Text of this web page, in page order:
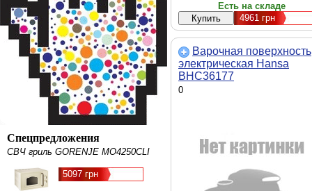
Спецпредложения
СВЧ гриль GORENJE MO4250CLI
5097 грн
Есть на складе
4961 грн
Варочная поверхность
электрическая Hansa
BHC36177
0